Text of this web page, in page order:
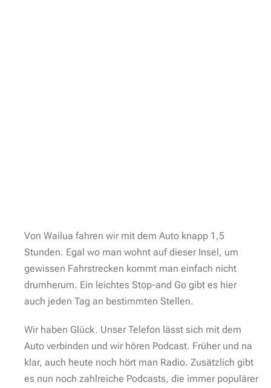
Von Wailua fahren wir mit dem Auto knapp 1,5
Stunden. Egal wo man wohnt auf dieser Insel, um
gewissen Fahrstrecken kommt man einfach nicht
drumherum. Ein leichtes Stop-and Go gibt es hier
auch jeden Tag an bestimmten Stellen.
Wir haben Glück. Unser Telefon lässt sich mit dem
Auto verbinden und wir hören Podcast. Früher und na
klar, auch heute noch hört man Radio. Zusätzlich gibt
es nun noch zahlreiche Podcasts, die immer populärer